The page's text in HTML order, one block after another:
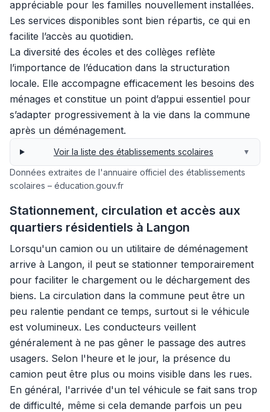
appréciable pour les familles nouvellement installées.
Les services disponibles sont bien répartis, ce qui en
facilite l’accès au quotidien.
La diversité des écoles et des collèges reflète
l’importance de l’éducation dans la structuration
locale. Elle accompagne efficacement les besoins des
ménages et constitue un point d’appui essentiel pour
s’adapter progressivement à la vie dans la commune
après un déménagement.
Voir la liste des établissements scolaires ▼
Données extraites de l'annuaire officiel des établissements
scolaires – éducation.gouv.fr
Stationnement, circulation et accès aux
quartiers résidentiels à Langon
Lorsqu'un camion ou un utilitaire de déménagement
arrive à Langon, il peut se stationner temporairement
pour faciliter le chargement ou le déchargement des
biens. La circulation dans la commune peut être un
peu ralentie pendant ce temps, surtout si le véhicule
est volumineux. Les conducteurs veillent
généralement à ne pas gêner le passage des autres
usagers. Selon l'heure et le jour, la présence du
camion peut être plus ou moins visible dans les rues.
En général, l'arrivée d'un tel véhicule se fait sans trop
de difficulté, même si cela demande parfois un peu